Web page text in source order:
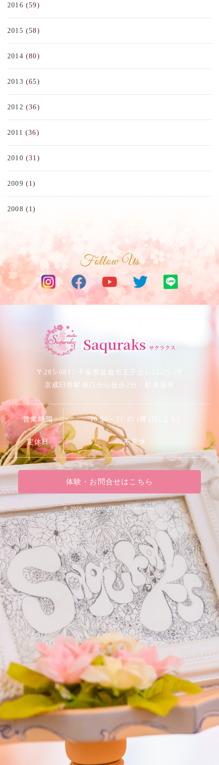
2016 (59)
2015 (58)
2014 (80)
2013 (65)
2012 (36)
2011 (36)
2010 (31)
2009 (1)
2008 (1)
Follow Us
Saquraks サクラクス
〒285-0837 千葉県佐倉市王子台1-24-25-2F
京成臼井駅南口から徒歩2分 / 駐車場有
営業時間 10:00～21:45 (曜日による)
定休日 不定休
体験・お問合せはこちら
©2026 saquraks.All rights reserved